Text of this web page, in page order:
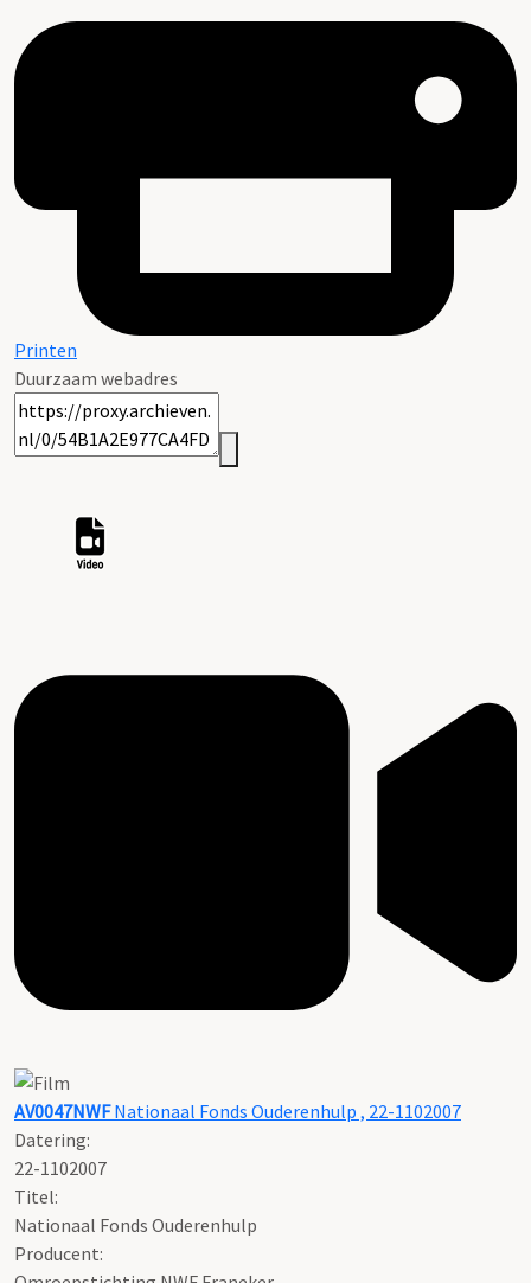
Printen
Duurzaam webadres
AV0047NWFNationaal Fonds Ouderenhulp , 22-1102007
Datering:
22-1102007
Titel:
Nationaal Fonds Ouderenhulp
Producent: